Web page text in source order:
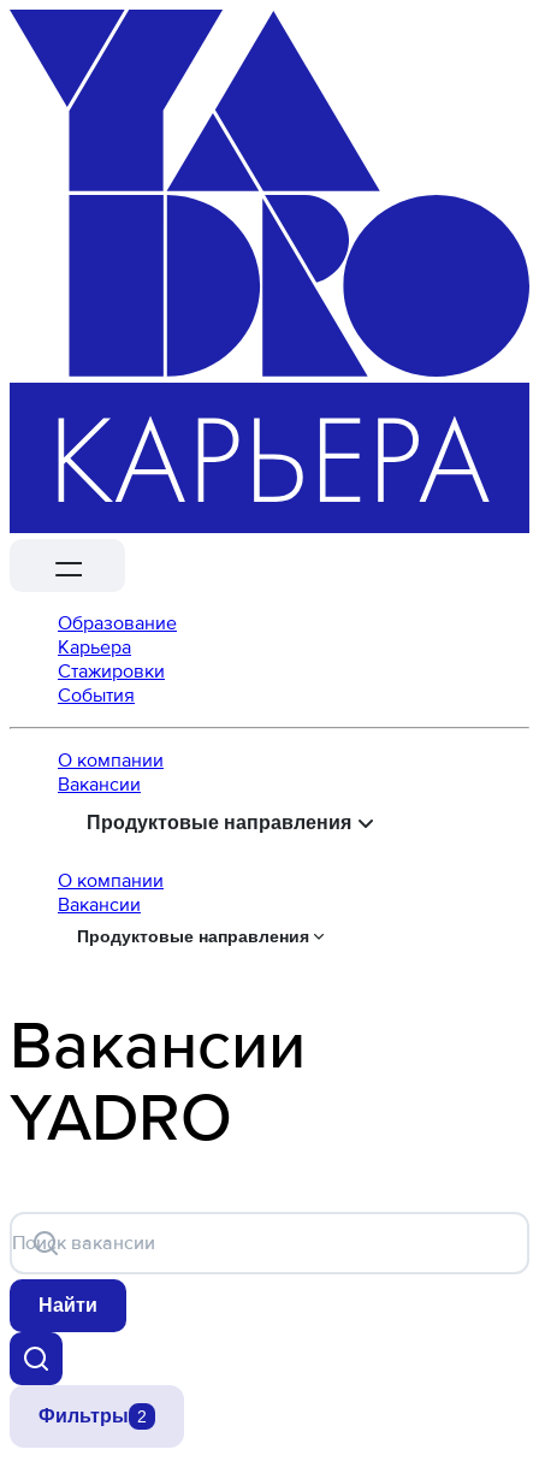
Образование
Карьера
Стажировки
События
О компании
Вaкансии
Продуктовые направления
О компании
Вaкансии
Продуктовые направления
Вакансии
YADRO
Поиск вакансии
Найти
Фильтры 2